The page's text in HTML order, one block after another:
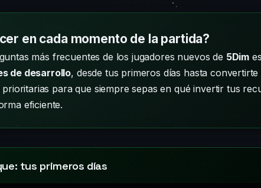
en cada momento de la partida?
más frecuentes de los jugadores nuevos de 5Dim es
de desarrollo, desde tus primeros días hasta
para que siempre sepas en qué invertir tus
eficiente.
tus primeros días